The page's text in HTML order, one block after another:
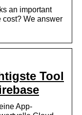
an important
cost? We answer
Tool
App-